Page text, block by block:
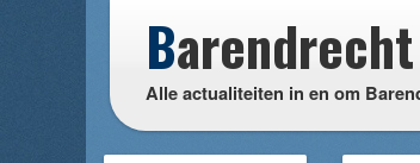
Barendrecht
Alle actualiteiten in en om